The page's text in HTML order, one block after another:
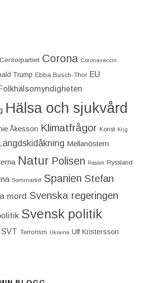
Centerpartiet‎ Corona Coronavaccin
Trump Ebba Busch-Thor EU
Hälsa och sjukvård
Åkesson Klimatfrågor Konst Krig
Mellanöstern
Natur Polisen Rasism Ryssland
Sommartid Spanien Stefan
mord Svenska regeringen
Svensk politik
SVT Terrorism Ukraina Ulf Kristersson